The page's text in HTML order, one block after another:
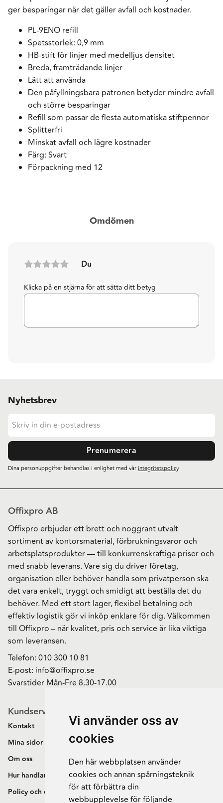
Vi använder oss av
cookies
Den här webbplatsen använder
cookies och annan spårningsteknik
för att förbättra din
webbupplevelse för följande
ger besparingar när det gäller avfall och kostnader.
PL-9ENO refill
Spetsstorlek: 0,9 mm
HB-stift för linjer med medelljus densitet
Breda, framträdande linjer
Lätt att använda
Den påfyllningsbara patronen betyder mindre avfall
och större besparingar
Refill som passar de flesta automatiska stiftpennor
Splitterfri
Minskat avfall och lägre kostnader
Färg: Svart
Förpackning med 12
Omdömen
Du
Klicka på en stjärna för att sätta ditt betyg
Nyhetsbrev
Prenumerera
Dina personuppgifter behandlas i enlighet med vårintegritetspolicy.
Offixpro AB
Offixpro erbjuder ett brett och noggrant utvalt
sortiment av kontorsmaterial, förbrukningsvaror och
arbetsplatsprodukter — till konkurrenskraftiga priser och
med snabb leverans. Vare sig du driver företag,
organisation eller behöver handla som privatperson ska
det vara enkelt, tryggt och smidigt att beställa det du
behöver. Med ett stort lager, flexibel betalning och
effektiv logistik gör vi inköp enklare för dig. Välkommen
till Offixpro – när kvalitet, pris och service är lika viktiga
som leveransen.
Telefon: 010 300 10 81
E-post: info@offixpro.se
Svarstider Mån-Fre 8.30-17.00
Kundservice
Kontakt
Mina sidor
Om oss
Hur handlar jag?
Policy och cookies